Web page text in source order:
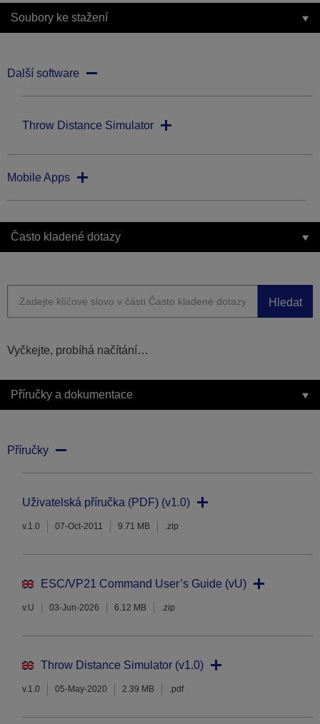
Soubory ke stažení
Další software
Throw Distance Simulator
Mobile Apps
Často kladené dotazy
Hledat
Vyčkejte, probíhá načítání…
Příručky a dokumentace
Příručky
Uživatelská příručka (PDF) (v1.0)
v.1.0 07-Oct-2011 9.71 MB .zip
ESC/VP21 Command User’s Guide (vU)
v.U 03-Jun-2026 6.12 MB .zip
Throw Distance Simulator (v1.0)
v.1.0 05-May-2020 2.39 MB .pdf